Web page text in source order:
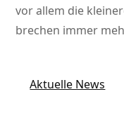
vor allem die
brechen immer
Aktuelle News